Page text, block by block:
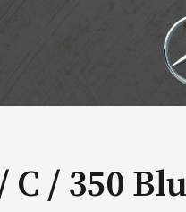
C / 350